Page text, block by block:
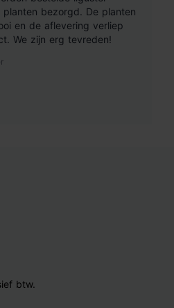
planten bezorgd. De planten
en de aflevering verliep
We zijn erg tevreden!
btw.